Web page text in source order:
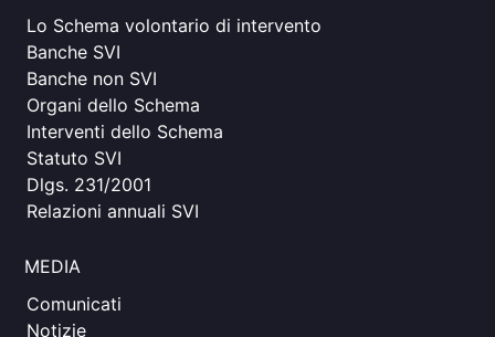
Lo Schema volontario di intervento
Banche SVI
Banche non SVI
Organi dello Schema
Interventi dello Schema
Statuto SVI
Dlgs. 231/2001
Relazioni annuali SVI
MEDIA
Comunicati
Notizie